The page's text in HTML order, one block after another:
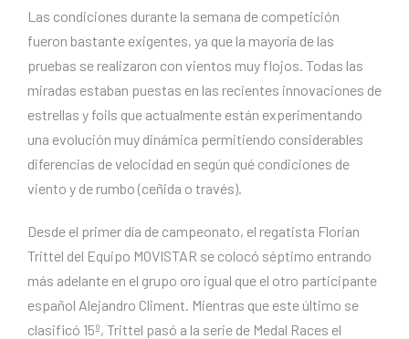
Las condiciones durante la semana de competición
fueron bastante exigentes, ya que la mayoría de las
pruebas se realizaron con vientos muy flojos. Todas las
miradas estaban puestas en las recientes innovaciones de
estrellas y foils que actualmente están experimentando
una evolución muy dinámica permitiendo considerables
diferencias de velocidad en según qué condiciones de
viento y de rumbo (ceñida o través).
Desde el primer día de campeonato, el regatista Florian
Trittel del Equipo MOVISTAR se colocó séptimo entrando
más adelante en el grupo oro igual que el otro participante
español Alejandro Climent. Mientras que este último se
clasificó 15º, Trittel pasó a la serie de Medal Races el